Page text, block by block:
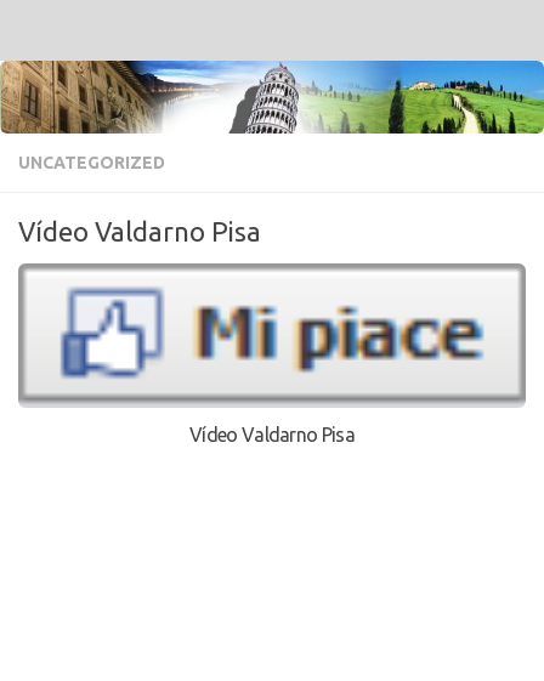
UNCATEGORIZED
Vídeo Valdarno Pisa
Vídeo Valdarno Pisa